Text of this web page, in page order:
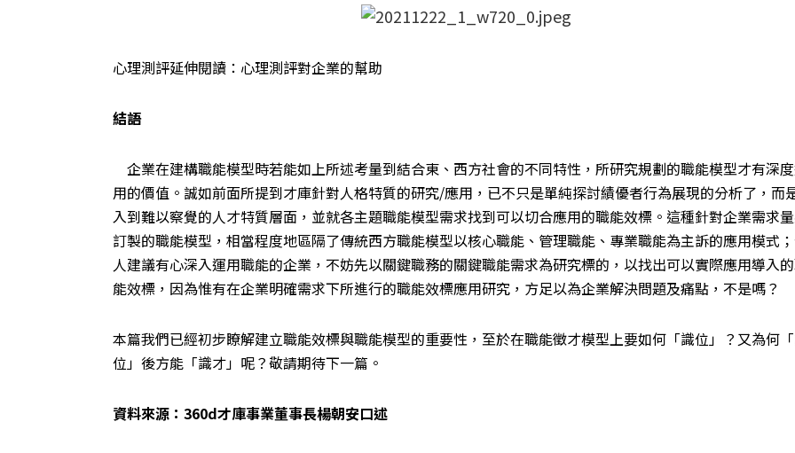
心理測評延伸閱讀：心理測評對企業的幫助
結語
企業在建構職能模型時若能如上所述考量到結合東、西方社會的不同特性，所研究規劃的職能模型才有深
用的價值。誠如前面所提到才庫針對人格特質的研究/應用，已不只是單純探討績優者行為展現的分析了，而
入到難以察覺的人才特質層面，並就各主題職能模型需求找到可以切合應用的職能效標。這種針對企業需求
訂製的職能模型，相當程度地區隔了傳統西方職能模型以核心職能、管理職能、專業職能為主訴的應用模式
人建議有心深入運用職能的企業，不妨先以關鍵職務的關鍵職能需求為研究標的，以找出可以實際應用導入
能效標，因為惟有在企業明確需求下所進行的職能效標應用研究，方足以為企業解決問題及痛點，不是嗎？
本篇我們已經初步瞭解建立職能效標與職能模型的重要性，至於在職能徵才模型上要如何「識位」？又為何
位」後方能「識才」呢？敬請期待下一篇。
資料來源：360d才庫事業董事長楊朝安口述